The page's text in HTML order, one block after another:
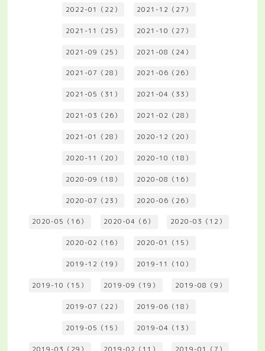
2022-01（22） 2021-12（27）
2021-11（25） 2021-10（27）
2021-09（25） 2021-08（24）
2021-07（28） 2021-06（26）
2021-05（31） 2021-04（33）
2021-03（26） 2021-02（28）
2021-01（28） 2020-12（20）
2020-11（20） 2020-10（18）
2020-09（18） 2020-08（16）
2020-07（23） 2020-06（26）
2020-05（16） 2020-04（6） 2020-03（12）
2020-02（16） 2020-01（15）
2019-12（19） 2019-11（10）
2019-10（15） 2019-09（19） 2019-08（9）
2019-07（22） 2019-06（18）
2019-05（15） 2019-04（13）
2019-03（29） 2019-02（11） 2019-01（7）